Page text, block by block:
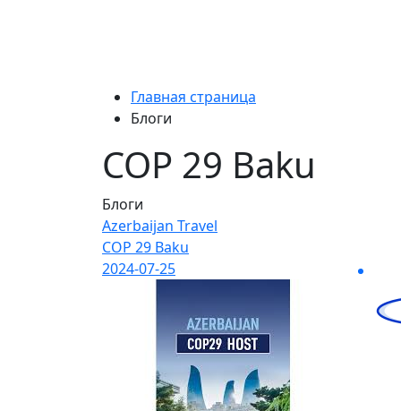
Главная страница
Блоги
COP 29 Baku
Блоги
Azerbaijan Travel
COP 29 Baku
2024-07-25